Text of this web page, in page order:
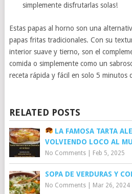
simplemente disfrutarlas solas!
Estas papas al horno son una
papas fritas tradicionales. Con su
interior suave y tierno, son el
comida o simplemente como un
receta rápida y fácil en solo 5 minutos
RELATED POSTS
LA FAMOSA TARTA
VOLVIENDO LOCO AL
No Comments| Feb 5, 2025
SOPA DE VERDURAS Y
No Comments| Mar 26, 2024